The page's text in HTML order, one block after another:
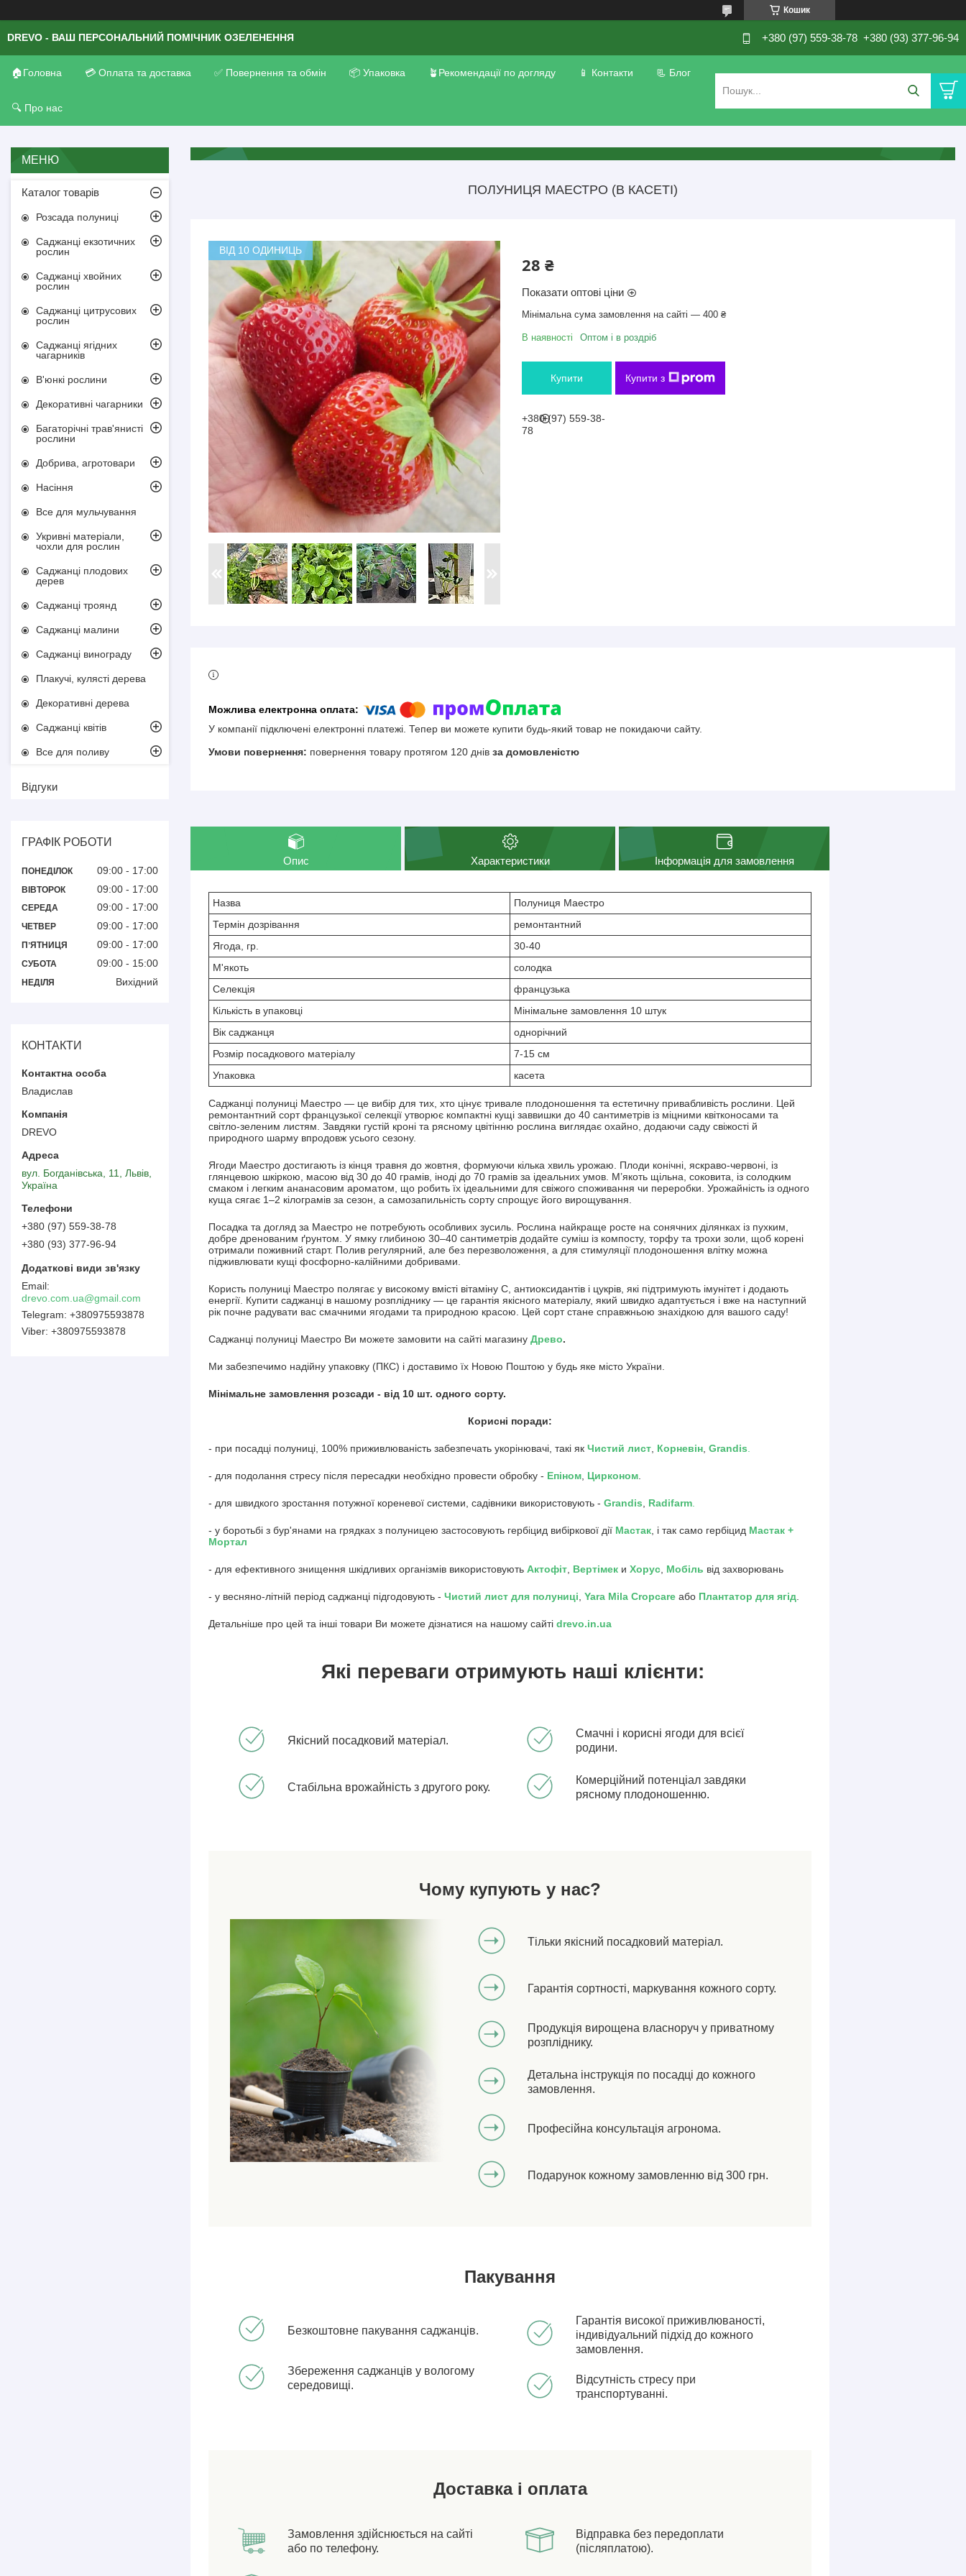
Кошик
DREVO - ВАШ ПЕРСОНАЛЬНИЙ ПОМІЧНИК ОЗЕЛЕНЕННЯ +380 (97) 559-38-78 +380 (93) 377-96-94
🏠Головна 💳 Оплата та доставка ✅ Повернення та обмін 📦 Упаковка 🪴Рекомендації по догляду 📱 Контакти 📃 Блог
🔍 Про нас
ПОЛУНИЦЯ МАЕСТРО (В КАСЕТІ)
ВІД 10 ОДИНИЦЬ
28 ₴
Показати оптові ціни
Мінімальна сума замовлення на сайті — 400 ₴
В наявності Оптом і в роздріб
Купити Купити з
+380 (97) 559-38-
78
У компанії підключені електронні платежі. Тепер ви можете купити будь-який товар не покидаючи сайту.
повернення товару протягом 120 днів за домовленістю
Опис Характеристики Інформація для замовлення
Назва
Полуниця Маестро
Термін дозрівання
ремонтантний
Ягода, гр.
30-40
М'якоть
солодка
Селекція
французька
Кількість в упаковці
Мінімальне замовлення 10 штук
Вік саджанця
однорічний
Розмір посадкового матеріалу
7-15 см
Упаковка
касета
Саджанці полуниці Маестро — це вибір для тих, хто цінує тривале плодоношення та естетичну привабливість рослини. Цей
ремонтантний сорт французької селекції утворює компактні кущі заввишки до 40 сантиметрів із міцними квітконосами та
світло-зеленим листям. Завдяки густій кроні та рясному цвітінню рослина виглядає охайно, додаючи саду свіжості й
природного шарму впродовж усього сезону.
Ягоди Маестро достигають із кінця травня до жовтня, формуючи кілька хвиль урожаю. Плоди конічні, яскраво-червоні, із
глянцевою шкіркою, масою від 30 до 40 грамів, іноді до 70 грамів за ідеальних умов. М’якоть щільна, соковита, із солодким
смаком і легким ананасовим ароматом, що робить їх ідеальними для свіжого споживання чи переробки. Урожайність із одного
куща сягає 1–2 кілограмів за сезон, а самозапильність сорту спрощує його вирощування.
Посадка та догляд за Маестро не потребують особливих зусиль. Рослина найкраще росте на сонячних ділянках із пухким,
добре дренованим ґрунтом. У ямку глибиною 30–40 сантиметрів додайте суміш із компосту, торфу та трохи золи, щоб корені
отримали поживний старт. Полив регулярний, але без перезволоження, а для стимуляції плодоношення влітку можна
підживлювати кущі фосфорно-калійними добривами.
Користь полуниці Маестро полягає у високому вмісті вітаміну С, антиоксидантів і цукрів, які підтримують імунітет і додають
енергії. Купити саджанці в нашому розпліднику — це гарантія якісного матеріалу, який швидко адаптується і вже на наступний
рік почне радувати вас смачними ягодами та природною красою. Цей сорт стане справжньою знахідкою для вашого саду!
Саджанці полуниці Маестро Ви можете замовити на сайті магазину Древо.
Ми забезпечимо надійну упаковку (ПКС) і доставимо їх Новою Поштою у будь яке місто України.
Мінімальне замовлення розсади - від 10 шт. одного сорту.
Корисні поради:
- при посадці полуниці, 100% приживлюваність забезпечать укорінювачі, такі як Чистий лист Корневін Grandis
- для подолання стресу після пересадки необхідно провести обробку - Епіном Цирконом
- для швидкого зростання потужної кореневої системи, садівники використовують - Grandis Radifarm
- у боротьбі з бур'янами на грядках з полуницею застосовують гербіцид вибіркової дії Мастак , і так само гербіцид Мастак +
Мортал
- для ефективного знищення шкідливих організмів використовують Актофіт Вертімек и Хорус Мобіль від захворювань
- у весняно-літній період саджанці підгодовують - Чистий лист для полуниці Yara Mila Cropcare або Плантатор для ягід
Детальніше про цей та інші товари Ви можете дізнатися на нашому сайті drevo.in.ua
Які переваги отримують наші клієнти:
Якісний посадковий матеріал.
Стабільна врожайність з другого року.
Смачні і корисні ягоди для всієї
родини.
Комерційний потенціал завдяки
рясному плодоношенню.
Чому купують у нас?
Тільки якісний посадковий матеріал.
Гарантія сортності, маркування кожного сорту.
Продукція вирощена власноруч у приватному
розпліднику.
Детальна інструкція по посадці до кожного
замовлення.
Професійна консультація агронома.
Подарунок кожному замовленню від 300 грн.
Пакування
Безкоштовне пакування саджанців.
Збереження саджанців у вологому
середовищі.
Гарантія високої приживлюваності,
індивідуальний підхід до кожного
замовлення.
Відсутність стресу при
транспортуванні.
Доставка і оплата
Замовлення здійснюється на сайті
або по телефону.
Відправка без передоплати
(післяплатою).
Каталог товарів
Розсада полуниці
Саджанці екзотичних
рослин
Саджанці хвойних
рослин
Саджанці цитрусових
рослин
Саджанці ягідних
чагарників
В'юнкі рослини
Декоративні чагарники
Багаторічні трав'янисті
рослини
Добрива, агротовари
Насіння
Все для мульчування
Укривні матеріали,
чохли для рослин
Саджанці плодових
дерев
Саджанці троянд
Саджанці малини
Саджанці винограду
Плакучі, кулясті дерева
Декоративні дерева
Саджанці квітів
Все для поливу
Відгуки
ГРАФІК РОБОТИ
ПОНЕДІЛОК 09:00 17:00
ВІВТОРОК 09:00 17:00
СЕРЕДА 09:00 17:00
ЧЕТВЕР 09:00 17:00
ПʼЯТНИЦЯ 09:00 17:00
СУБОТА 09:00 15:00
НЕДІЛЯ Вихідний
КОНТАКТИ
Владислав
DREVO
вул. Богданівська, 11, Львів,
Україна
+380 (97) 559-38-78
+380 (93) 377-96-94
drevo.com.ua@gmail.com
+380975593878
+380975593878